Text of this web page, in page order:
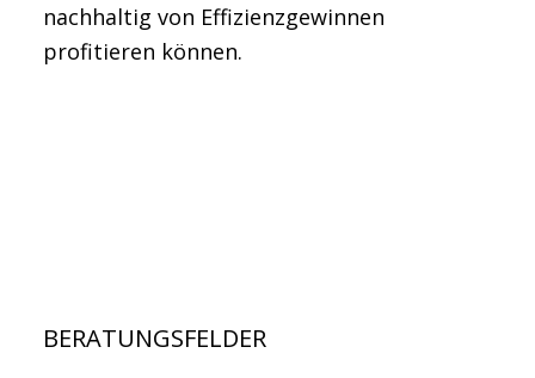
nachhaltig von Effizienzgewinnen
profitieren können.
BERATUNGSFELDER